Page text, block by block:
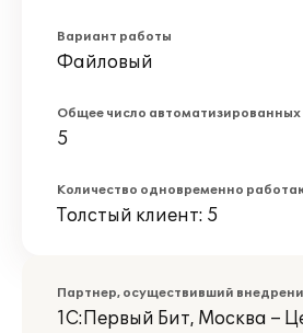
Вариант работы
Файловый
Общее число автоматизированных
5
Количество одновременно
Толстый клиент: 5
Партнер, осуществивший
1С:Первый Бит, Москва –